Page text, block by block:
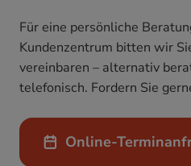
Für eine persönliche
Kundenzentrum bitten wir
vereinbaren – alternativ
telefonisch. Fordern Sie
appointment
Online-